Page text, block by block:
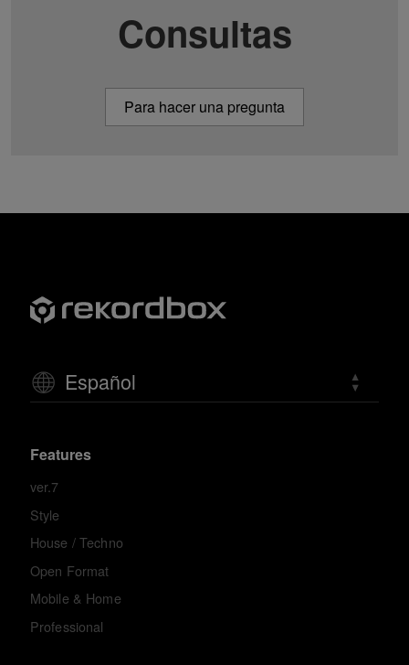
Consultas
Para hacer una pregunta
Español
Features
ver.7
Style
House / Techno
Open Format
Mobile & Home
Professional